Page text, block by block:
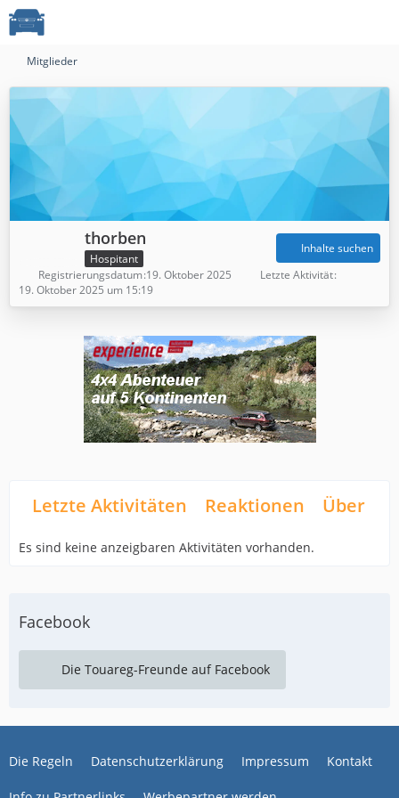
Mitglieder
thorben
Hospitant
Inhalte suchen
Registrierungsdatum 19. Oktober 2025
Letzte Aktivität
19. Oktober 2025 um 15:19
Letzte Aktivitäten Reaktionen Über
Es sind keine anzeigbaren Aktivitäten vorhanden.
Facebook
Die Touareg-Freunde auf Facebook
Die Regeln Datenschutzerklärung Impressum Kontakt